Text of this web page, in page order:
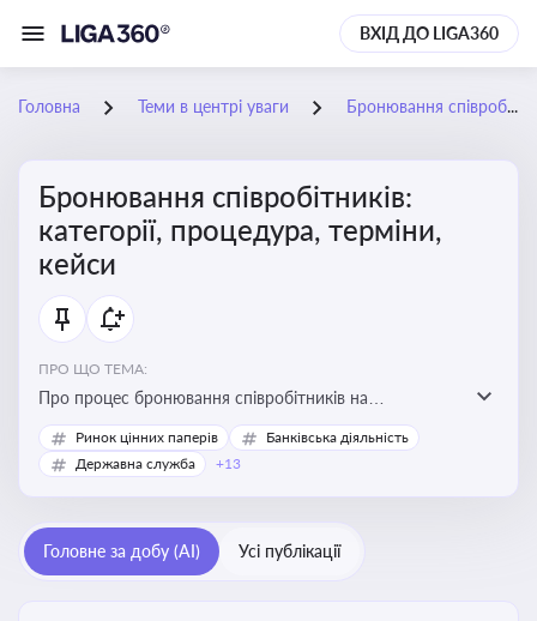
ВХІД ДО LIGA360
Головна Теми в центрі уваги Бронювання співробітників: категорії, процедура, терміни, кейси
Бронювання співробітників:
категорії, процедура, терміни,
кейси
ПРО ЩО ТЕМА:
Про процес бронювання співробітників на
підприємствах, який дозволяє забезпечити їх участь у
критично важливих для економіки країни сферах під
Ринок цінних паперів
Банківська діяльність
Державна служба
+13
Головне за добу (AI) Усі публікації